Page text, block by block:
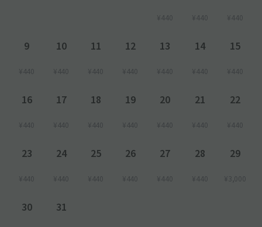
¥440 ¥440 ¥440
9
¥440
10
¥440
11
¥440
12
¥440
13
¥440
14
¥440
15
¥440
16
¥440
17
¥440
18
¥440
19
¥440
20
¥440
21
¥440
22
¥440
23
¥440
24
¥440
25
¥440
26
¥440
27
¥440
28
¥440
29
¥3,000
30 31